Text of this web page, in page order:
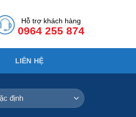
Hỗ trợ khách hàng
0964 255 874
LIÊN HỆ